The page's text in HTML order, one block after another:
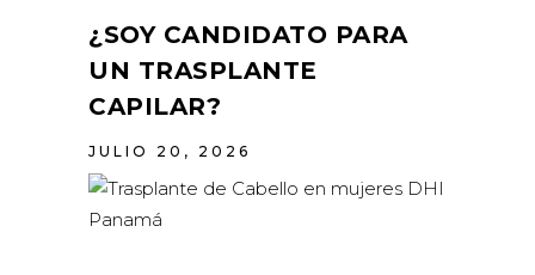
¿SOY CANDIDATO PARA
UN TRASPLANTE
CAPILAR?
JULIO 20, 2026